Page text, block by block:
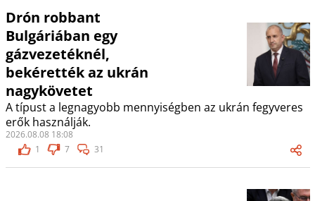
Drón robbant
Bulgáriában egy
gázvezetéknél,
bekérették az ukrán
nagykövetet
A típust a legnagyobb mennyiségben az ukrán fegyveres
erők használják.
2026.08.08 18:08
1
7 31